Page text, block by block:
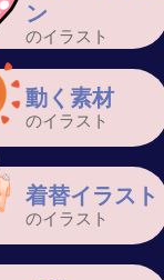
ン
のイラスト
動く素材
のイラスト
着替イラスト
のイラスト